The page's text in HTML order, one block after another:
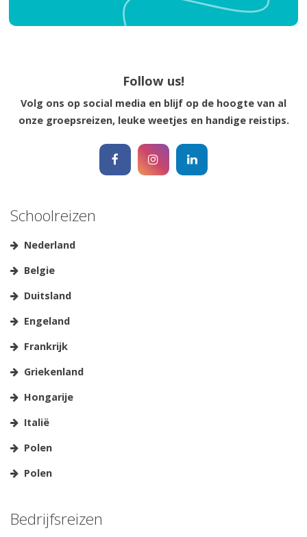
Follow us!
Volg ons op social media en blijf op de hoogte van al
onze groepsreizen, leuke weetjes en handige reistips.
Schoolreizen
Nederland
Belgie
Duitsland
Engeland
Frankrijk
Griekenland
Hongarije
Italië
Polen
Polen
Bedrijfsreizen